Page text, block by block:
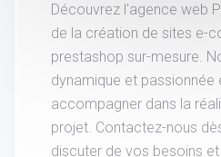
Découvrez l'agence web
de la création de sites e-
prestashop sur-mesure.
dynamique et passionnée
accompagner dans la
projet. Contactez-nous
discuter de vos besoins